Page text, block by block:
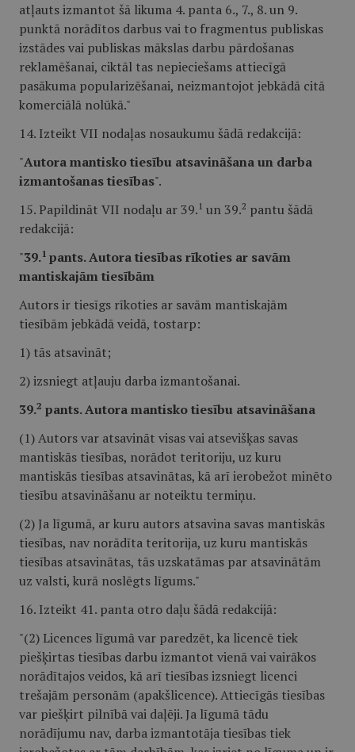
atļauts izmantot šā likuma 4. panta 6., 7., 8. un 9.
punktā norādītos darbus vai to fragmentus publiskas
izstādes vai publiskas mākslas darbu pārdošanas
reklamēšanai, ciktāl tas nepieciešams attiecīgā
pasākuma popularizēšanai, neizmantojot jebkādā citā
komerciālā nolūkā."
14. Izteikt VII nodaļas nosaukumu šādā redakcijā:
"Autora mantisko tiesību atsavināšana un darba
izmantošanas tiesības".
15. Papildināt VII nodaļu ar 39. 1 un 39.2 pantu šādā
redakcijā:
"39.1 pants. Autora tiesības rīkoties ar savām
mantiskajām tiesībām
Autors ir tiesīgs rīkoties ar savām mantiskajām
tiesībām jebkādā veidā, tostarp:
1) tās atsavināt;
2) izsniegt atļauju darba izmantošanai.
39.2 pants. Autora mantisko tiesību atsavināšana
(1) Autors var atsavināt visas vai atsevišķas savas
mantiskās tiesības, norādot teritoriju, uz kuru
mantiskās tiesības atsavinātas, kā arī ierobežot minēto
tiesību atsavināšanu ar noteiktu termiņu.
(2) Ja līgumā, ar kuru autors atsavina savas mantiskās
tiesības, nav norādīta teritorija, uz kuru mantiskās
tiesības atsavinātas, tās uzskatāmas par atsavinātām
uz valsti, kurā noslēgts līgums."
16. Izteikt 41. panta otro daļu šādā redakcijā:
"(2) Licences līgumā var paredzēt, ka licencē tiek
piešķirtas tiesības darbu izmantot vienā vai vairākos
norādītajos veidos, kā arī tiesības izsniegt licenci
trešajām personām (apakšlicence). Attiecīgās tiesības
var piešķirt pilnībā vai daļēji. Ja līgumā tādu
norādījumu nav, darba izmantotāja tiesības tiek